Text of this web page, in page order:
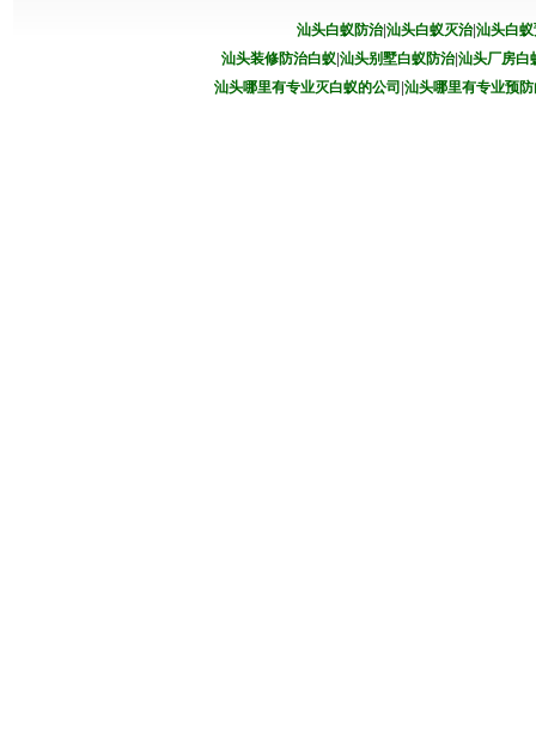
汕头白蚁防治|汕头白蚁灭治|汕头白
汕头装修防治白蚁| 汕头别墅白蚁防治|汕头厂房白
汕头哪里有专业灭白蚁的公司 汕头哪里有专业预